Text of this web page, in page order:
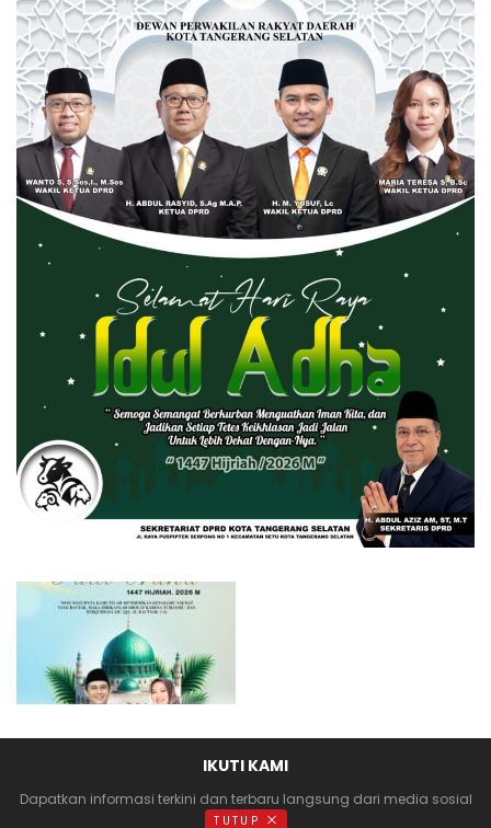
IKUTI KAMI
Dapatkan informasi terkini dan terbaru langsung dari media sosial
anda
TUTUP